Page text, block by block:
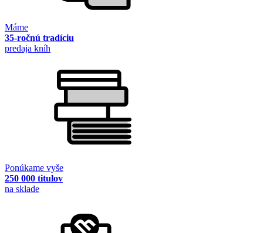
Máme
35-ročnú tradíciu
predaja kníh
Ponúkame vyše
250 000 titulov
na sklade